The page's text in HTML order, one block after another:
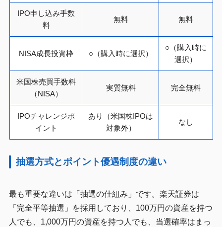
IPO申し込み手数
料
無料 無料
NISA成長投資枠 ○（購入時に選択）
○（購入時に
選択）
米国株売買手数料
（NISA）
実質無料 完全無料
IPOチャレンジポ
イント
あり（米国株IPOは
対象外）
なし
抽選方式とポイント優遇制度の違い
最も重要な違いは「抽選の仕組み」です。楽天証券は
「完全平等抽選」を採用しており、100万円の資産を持つ
人でも、1,000万円の資産を持つ人でも、当選確率はまっ